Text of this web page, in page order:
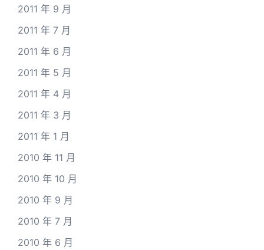
2011 年 9 月
2011 年 7 月
2011 年 6 月
2011 年 5 月
2011 年 4 月
2011 年 3 月
2011 年 1 月
2010 年 11 月
2010 年 10 月
2010 年 9 月
2010 年 7 月
2010 年 6 月